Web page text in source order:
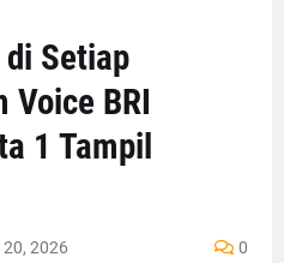
Setiap
Voice BRI
1 Tampil
2026 0